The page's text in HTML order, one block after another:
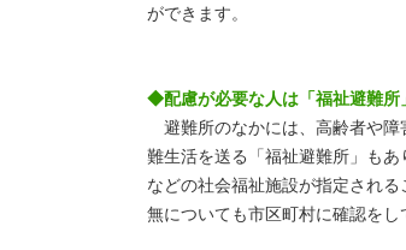
ができます。
◆配慮が必要な人は「福祉避難所
避難所のなかには、高齢者や障
難生活を送る「福祉避難所」も
などの社会福祉施設が指定され
無についても市区町村に確認をし